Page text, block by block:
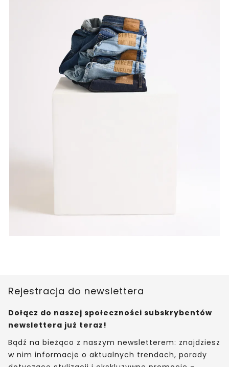
Rejestracja do newslettera
Dołącz do naszej społeczności subskrybentów
newslettera już teraz!
Bądź na bieżąco z naszym newsletterem: znajdziesz
w nim informacje o aktualnych trendach, porady